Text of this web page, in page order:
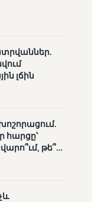
լճին
հարցը՝
թե՞